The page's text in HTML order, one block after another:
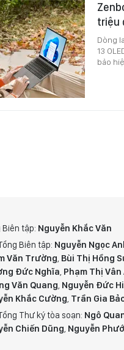
triệu
Dòng
13
bảo
Biên tập: Nguyễn Khắc Văn
Biên tập: Nguyễn Ngọc
Văn Trường, Bùi Thị Hồng
Đức Nghĩa, Phạm Thị Vân
Văn Quang, Nguyễn Đức
Khắc Cường, Trần Gia
Thư ký tòa soạn: Ngô
Chiến Dũng, Nguyễn